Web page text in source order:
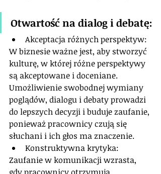
Otwartość na dialog i debatę:
Akceptacja różnych perspektyw:
W biznesie ważne jest, aby stworzyć
kulturę, w której różne perspektywy
są akceptowane i doceniane.
Umożliwienie swobodnej wymiany
poglądów, dialogu i debaty prowadzi
do lepszych decyzji i buduje zaufanie,
ponieważ pracownicy czują się
słuchani i ich głos ma znaczenie.
Konstruktywna krytyka:
Zaufanie w komunikacji wzrasta,